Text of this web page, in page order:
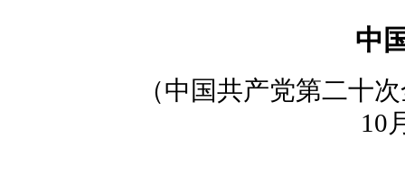
中
（中国共产党第二十
10